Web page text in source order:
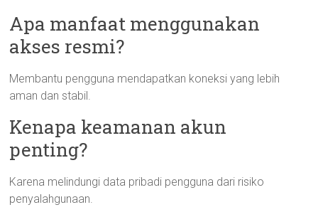
Apa manfaat menggunakan
akses resmi?
Membantu pengguna mendapatkan koneksi yang lebih
aman dan stabil.
Kenapa keamanan akun
penting?
Karena melindungi data pribadi pengguna dari risiko
penyalahgunaan.